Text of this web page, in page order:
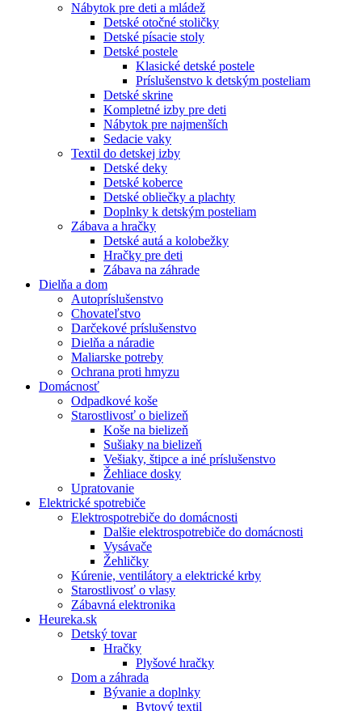
Nábytok pre deti a mládež
Detské otočné stoličky
Detské písacie stoly
Detské postele
Klasické detské postele
Príslušenstvo k detským posteliam
Detské skrine
Kompletné izby pre deti
Nábytok pre najmenších
Sedacie vaky
Textil do detskej izby
Detské deky
Detské koberce
Detské obliečky a plachty
Doplnky k detským posteliam
Zábava a hračky
Detské autá a kolobežky
Hračky pre deti
Zábava na záhrade
Dielňa a dom
Autopríslušenstvo
Chovateľstvo
Darčekové príslušenstvo
Dielňa a náradie
Maliarske potreby
Ochrana proti hmyzu
Domácnosť
Odpadkové koše
Starostlivosť o bielizeň
Koše na bielizeň
Sušiaky na bielizeň
Vešiaky, štipce a iné príslušenstvo
Žehliace dosky
Upratovanie
Elektrické spotrebiče
Elektrospotrebiče do domácnosti
Dalšie elektrospotrebiče do domácnosti
Vysávače
Žehličky
Kúrenie, ventilátory a elektrické krby
Starostlivosť o vlasy
Zábavná elektronika
Heureka.sk
Detský tovar
Hračky
Plyšové hračky
Dom a záhrada
Bývanie a doplnky
Bytový textil